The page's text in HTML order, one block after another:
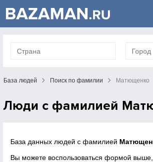
База людей Поиск по фамилии Матющенко
Люди с фамилией
База данных людей с фамилией
Вы можете воспользоваться формой